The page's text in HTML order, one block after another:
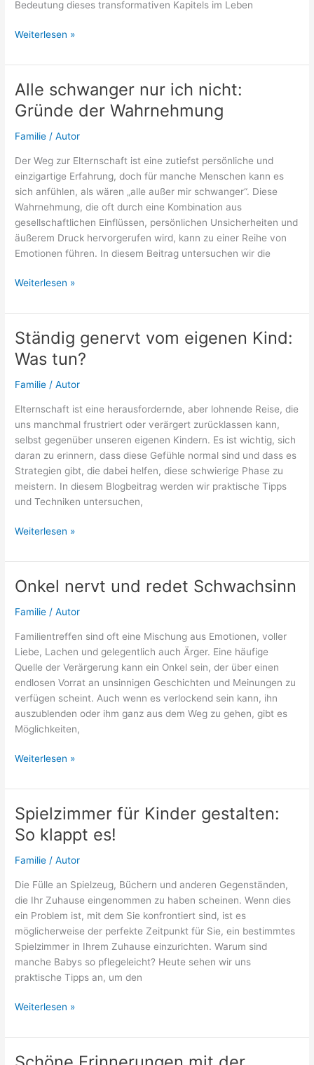
Bedeutung dieses transformativen Kapitels im Leben
Kinderwunsch
Familienplanung
Zitate
und
Weisheiten
Weiterlesen »
Alle schwanger nur ich nicht:
Gründe der Wahrnehmung
Familie /Autor
Der Weg zur Elternschaft ist eine zutiefst persönliche und
einzigartige Erfahrung, doch für manche Menschen kann es
sich anfühlen, als wären „alle außer mir schwanger“. Diese
Wahrnehmung, die oft durch eine Kombination aus
gesellschaftlichen Einflüssen, persönlichen Unsicherheiten und
äußerem Druck hervorgerufen wird, kann zu einer Reihe von
Emotionen führen. In diesem Beitrag untersuchen wir die
Alle
nur
ich
nicht:
Gründe
Wahrnehmung
Weiterlesen »
Ständig genervt vom eigenen Kind:
Was tun?
Familie /Autor
Elternschaft ist eine herausfordernde, aber lohnende Reise, die
uns manchmal frustriert oder verärgert zurücklassen kann,
selbst gegenüber unseren eigenen Kindern. Es ist wichtig, sich
daran zu erinnern, dass diese Gefühle normal sind und dass es
Strategien gibt, die dabei helfen, diese schwierige Phase zu
meistern. In diesem Blogbeitrag werden wir praktische Tipps
und Techniken untersuchen,
Ständig
vom
eigenen
Kind:
Was
Weiterlesen »
Onkel nervt und redet Schwachsinn
Familie /Autor
Familientreffen sind oft eine Mischung aus Emotionen, voller
Liebe, Lachen und gelegentlich auch Ärger. Eine häufige
Quelle der Verärgerung kann ein Onkel sein, der über einen
endlosen Vorrat an unsinnigen Geschichten und Meinungen zu
verfügen scheint. Auch wenn es verlockend sein kann, ihn
auszublenden oder ihm ganz aus dem Weg zu gehen, gibt es
Möglichkeiten,
Onkel
und
redet
Schwachsinn
Weiterlesen »
Spielzimmer für Kinder gestalten:
So klappt es!
Familie /Autor
Die Fülle an Spielzeug, Büchern und anderen Gegenständen,
die Ihr Zuhause eingenommen zu haben scheinen. Wenn dies
ein Problem ist, mit dem Sie konfrontiert sind, ist es
möglicherweise der perfekte Zeitpunkt für Sie, ein bestimmtes
Spielzimmer in Ihrem Zuhause einzurichten. Warum sind
manche Babys so pflegeleicht? Heute sehen wir uns
praktische Tipps an, um den
Spielzimmer
Kinder
gestalten:
Weiterlesen »